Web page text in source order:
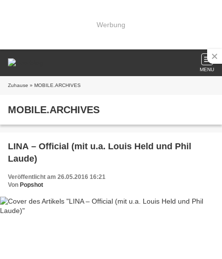
Werbung
MENU
Zuhause » MOBILE.ARCHIVES
MOBILE.ARCHIVES
LINA – Official (mit u.a. Louis Held und Phil
Laude)
Veröffentlicht am 26.05.2016 16:21
Von Popshot